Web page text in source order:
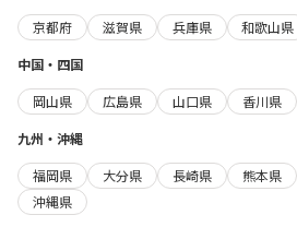
京都府
滋賀県 兵庫県
和歌山県
中国・四国
岡山県
広島県 山口県 香川県
九州・沖縄
福岡県
大分県 長崎県 熊本県
沖縄県